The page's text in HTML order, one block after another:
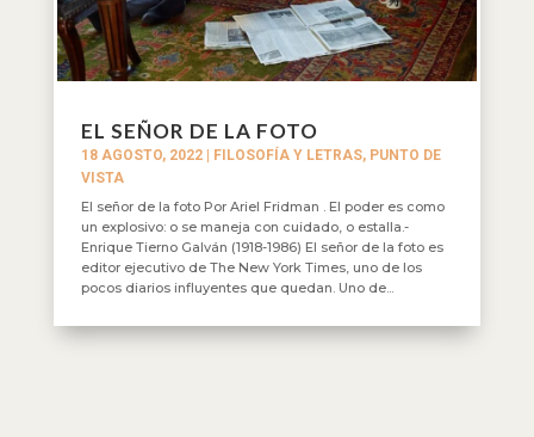
EL SEÑOR DE LA FOTO
18 AGOSTO, 2022| FILOSOFÍA Y LETRAS, PUNTO DE
VISTA
El señor de la foto Por Ariel Fridman . El poder es como
un explosivo: o se maneja con cuidado, o estalla.-
Enrique Tierno Galván (1918-1986) El señor de la foto es
editor ejecutivo de The New York Times, uno de los
pocos diarios influyentes que quedan. Uno de...